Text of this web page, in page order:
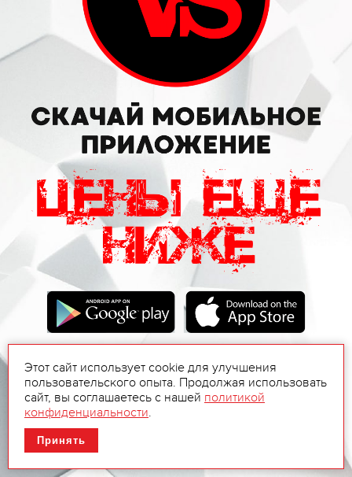
Этот сайт использует cookie для улучшения
пользовательского опыта. Продолжая использовать
сайт, вы соглашаетесь с нашей политикой
конфиденциальности.
Принять